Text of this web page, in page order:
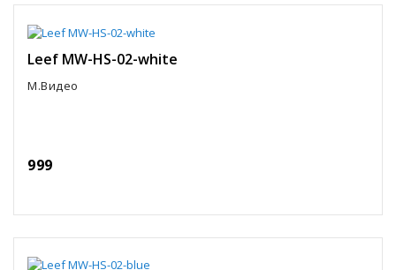
Leef MW-HS-02-white
М.Видео
999